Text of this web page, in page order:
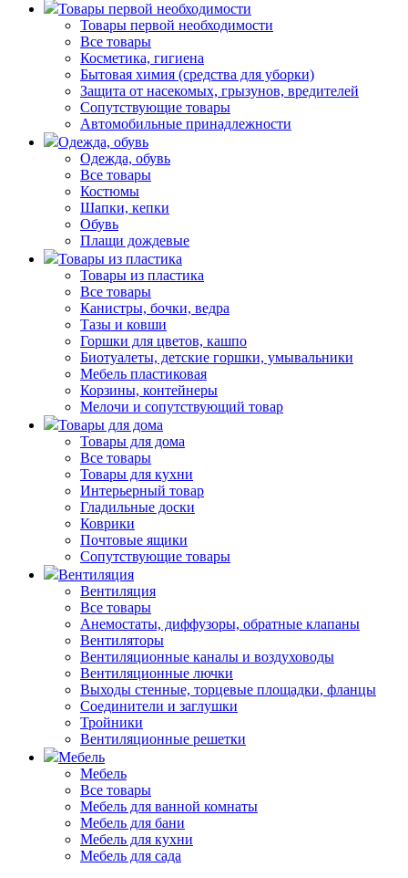
Товары первой необходимости
Товары первой необходимости
Все товары
Косметика, гигиена
Бытовая химия (средства для уборки)
Защита от насекомых, грызунов, вредителей
Сопутствующие товары
Автомобильные принадлежности
Одежда, обувь
Одежда, обувь
Все товары
Костюмы
Шапки, кепки
Обувь
Плащи дождевые
Товары из пластика
Товары из пластика
Все товары
Канистры, бочки, ведра
Тазы и ковши
Горшки для цветов, кашпо
Биотуалеты, детские горшки, умывальники
Мебель пластиковая
Корзины, контейнеры
Мелочи и сопутствующий товар
Товары для дома
Товары для дома
Все товары
Товары для кухни
Интерьерный товар
Гладильные доски
Коврики
Почтовые ящики
Сопутствующие товары
Вентиляция
Вентиляция
Все товары
Анемостаты, диффузоры, обратные клапаны
Вентиляторы
Вентиляционные каналы и воздуховоды
Вентиляционные лючки
Выходы стенные, торцевые площадки, фланцы
Соединители и заглушки
Тройники
Вентиляционные решетки
Мебель
Мебель
Все товары
Мебель для ванной комнаты
Мебель для бани
Мебель для кухни
Мебель для сада